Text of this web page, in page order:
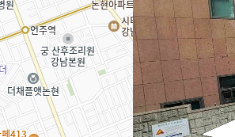
현로
논현로